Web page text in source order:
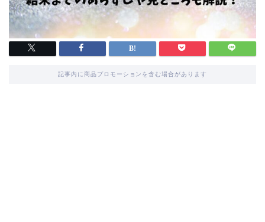
記事内に商品プロモーションを含む場合があります